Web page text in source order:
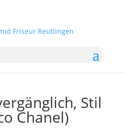
Stil
Chanel)